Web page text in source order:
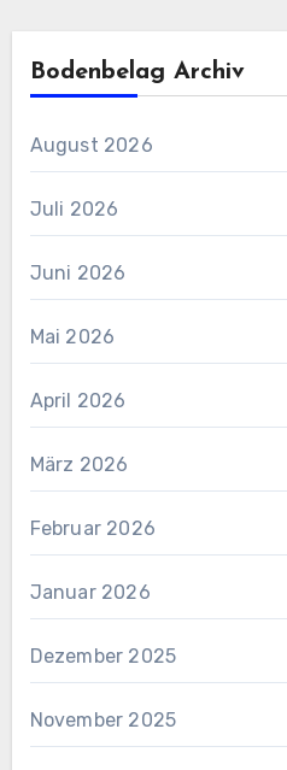
Bodenbelag Archiv
August 2026
Juli 2026
Juni 2026
Mai 2026
April 2026
März 2026
Februar 2026
Januar 2026
Dezember 2025
November 2025